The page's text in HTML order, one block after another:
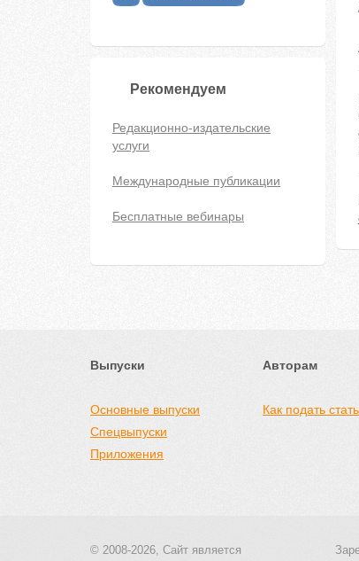
Рекомендуем
Редакционно-издательские
услуги
Международные публикации
Бесплатные вебинары
Выпуски
Основные выпуски
Спецвыпуски
Приложения
Авторам
Как подать
© 2008-2026, Сайт является